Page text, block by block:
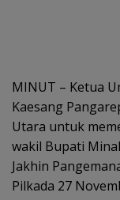
MINUT – Ketua
Kaesang
Utara untuk
wakil Bupati
Jakhin
Pilkada 27